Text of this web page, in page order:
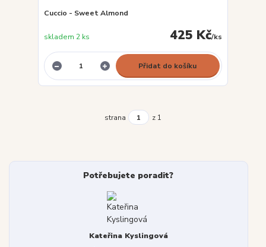
Cuccio - Sweet Almond
425 Kč/ks
skladem 2 ks
Přidat do košíku
strana z 1
Potřebujete poradit?
Kateřina Kyslingová